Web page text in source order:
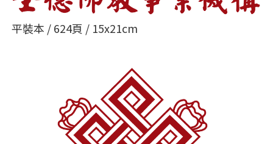
平裝本 / 624頁 / 15x21cm